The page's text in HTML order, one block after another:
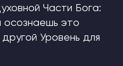
Части Бога:
осознаешь это
Уровень для